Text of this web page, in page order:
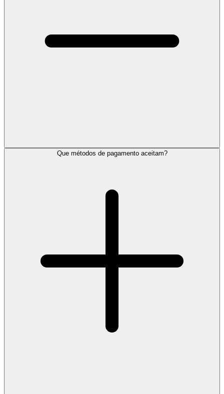
Que métodos de pagamento aceitam?